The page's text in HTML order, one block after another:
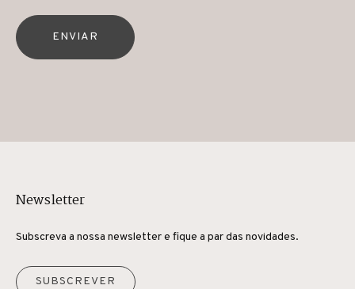
ENVIAR
Newsletter
Subscreva a nossa newsletter e fique a par das novidades.
SUBSCREVER